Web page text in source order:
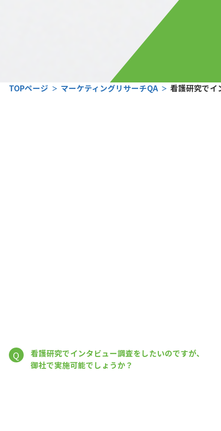
TOPページ マーケティングリサーチQA 看護研究でイ
Q
看護研究でインタビュー調査をしたいのですが、
御社で実施可能でしょうか？